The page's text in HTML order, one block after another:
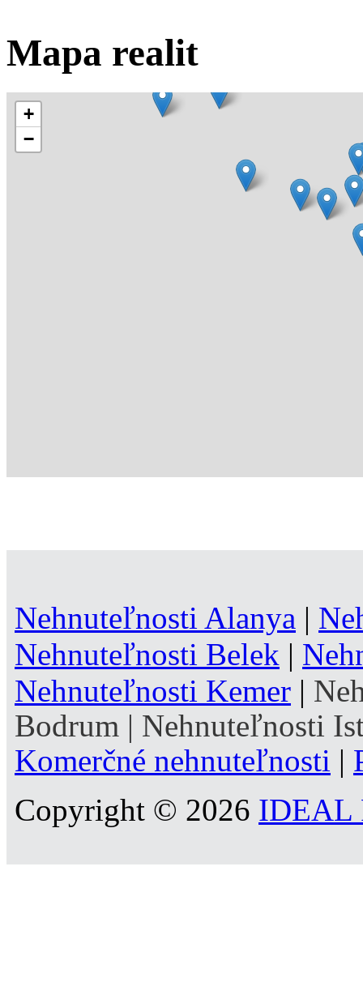
Mapa realit
+
−
Nehnuteľnosti Alanya |
Nehnuteľnosti Belek |
Nehnuteľnosti Kemer |
Bodrum | Nehnuteľnosti
Komerčné nehnuteľnosti |
Copyright © 2026 IDEAL